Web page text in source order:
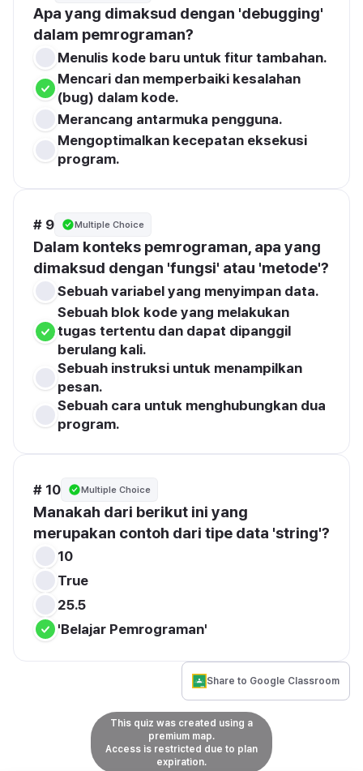
Apa yang dimaksud dengan 'debugging'
dalam pemrograman?
Menulis kode baru untuk fitur tambahan.
Mencari dan memperbaiki kesalahan
(bug) dalam kode.
Merancang antarmuka pengguna.
Mengoptimalkan kecepatan eksekusi
program.
# 9 Multiple Choice
Dalam konteks pemrograman, apa yang
dimaksud dengan 'fungsi' atau 'metode'?
Sebuah variabel yang menyimpan data.
Sebuah blok kode yang melakukan
tugas tertentu dan dapat dipanggil
berulang kali.
Sebuah instruksi untuk menampilkan
pesan.
Sebuah cara untuk menghubungkan dua
program.
# 10 Multiple Choice
Manakah dari berikut ini yang
merupakan contoh dari tipe data 'string'?
10
True
25.5
'Belajar Pemrograman'
Share to Google Classroom
This quiz was created using a
premium map.
Access is restricted due to plan
expiration.